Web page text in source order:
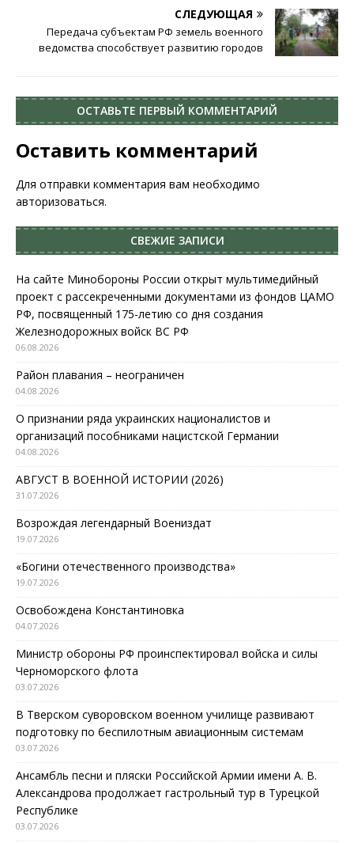
СЛЕДУЮЩАЯ
Передача субъектам РФ земель военного
ведомства способствует развитию городов
ОСТАВЬТЕ ПЕРВЫЙ КОММЕНТАРИЙ
Оставить комментарий
Для отправки комментария вам необходимо
авторизоваться.
СВЕЖИЕ ЗАПИСИ
На сайте Минобороны России открыт мультимедийный
проект с рассекреченными документами из фондов ЦАМО
РФ, посвященный 175-летию со дня создания
Железнодорожных войск ВС РФ
06.08.2026
Район плавания – неограничен
04.08.2026
О признании ряда украинских националистов и
организаций пособниками нацистской Германии
04.08.2026
АВГУСТ В ВОЕННОЙ ИСТОРИИ (2026)
31.07.2026
Возрождая легендарный Воениздат
19.07.2026
«Богини отечественного производства»
19.07.2026
Освобождена Константиновка
04.07.2026
Министр обороны РФ проинспектировал войска и силы
Черноморского флота
03.07.2026
В Тверском суворовском военном училище развивают
подготовку по беспилотным авиационным системам
03.07.2026
Ансамбль песни и пляски Российской Армии имени А. В.
Александрова продолжает гастрольный тур в Турецкой
Республике
03.07.2026